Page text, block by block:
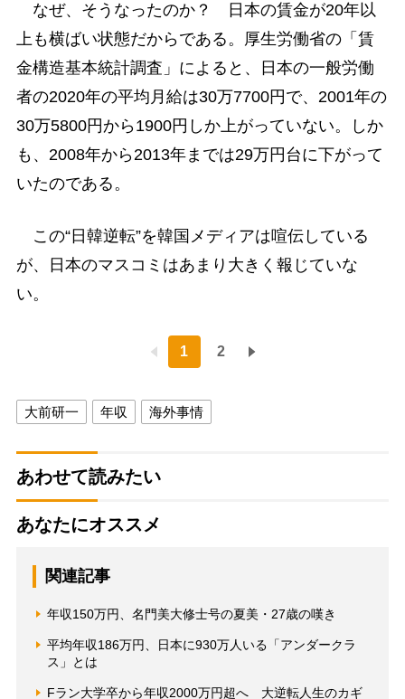
なぜ、そうなったのか？ 日本の賃金が20年以
上も横ばい状態だからである。厚生労働省の「賃
金構造基本統計調査」によると、日本の一般労働
者の2020年の平均月給は30万7700円で、2001年の
30万5800円から1900円しか上がっていない。しか
も、2008年から2013年までは29万円台に下がって
いたのである。
この“日韓逆転”を韓国メディアは喧伝している
が、日本のマスコミはあまり大きく報じていな
い。
1 2
大前研一 年収 海外事情
あわせて読みたい
あなたにオススメ
関連記事
年収150万円、名門美大修士号の夏美・27歳の嘆き
平均年収186万円、日本に930万人いる「アンダークラ
ス」とは
Fラン大学卒から年収2000万円超へ 大逆転人生のカギ